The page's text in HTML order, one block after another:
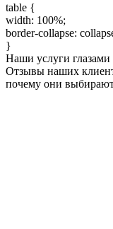
table {
width: 100%;
border-collapse:
}
Наши услуги глазами
Отзывы наших
почему они